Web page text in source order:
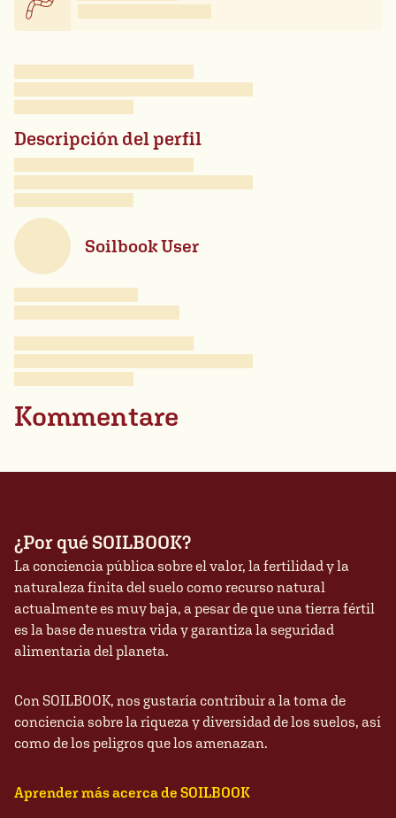
Descripción del perfil
Soilbook User
Kommentare
¿Por qué SOILBOOK?
La conciencia pública sobre el valor, la fertilidad y la
naturaleza finita del suelo como recurso natural
actualmente es muy baja, a pesar de que una tierra fértil
es la base de nuestra vida y garantiza la seguridad
alimentaria del planeta.
Con SOILBOOK, nos gustaría contribuir a la toma de
conciencia sobre la riqueza y diversidad de los suelos, así
como de los peligros que los amenazan.
Aprender más acerca de SOILBOOK